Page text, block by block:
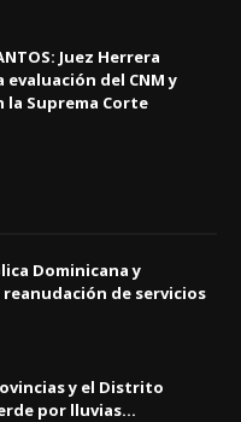
Juez Herrera
del CNM y
la Suprema Corte
Dominicana y
de servicios
y el Distrito
por lluvias...